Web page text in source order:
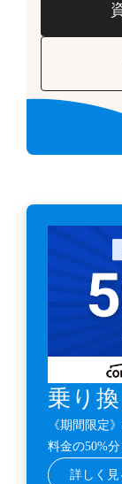
乗り
《期間限定
料金の50%
詳しく見